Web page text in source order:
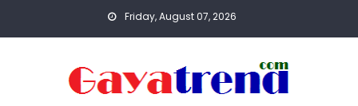
Friday, August 07, 2026